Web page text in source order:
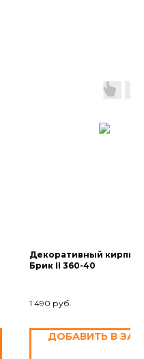
Декоративный кирпич
Брик II 360-40
1 490 руб.
ДОБАВИТЬ В